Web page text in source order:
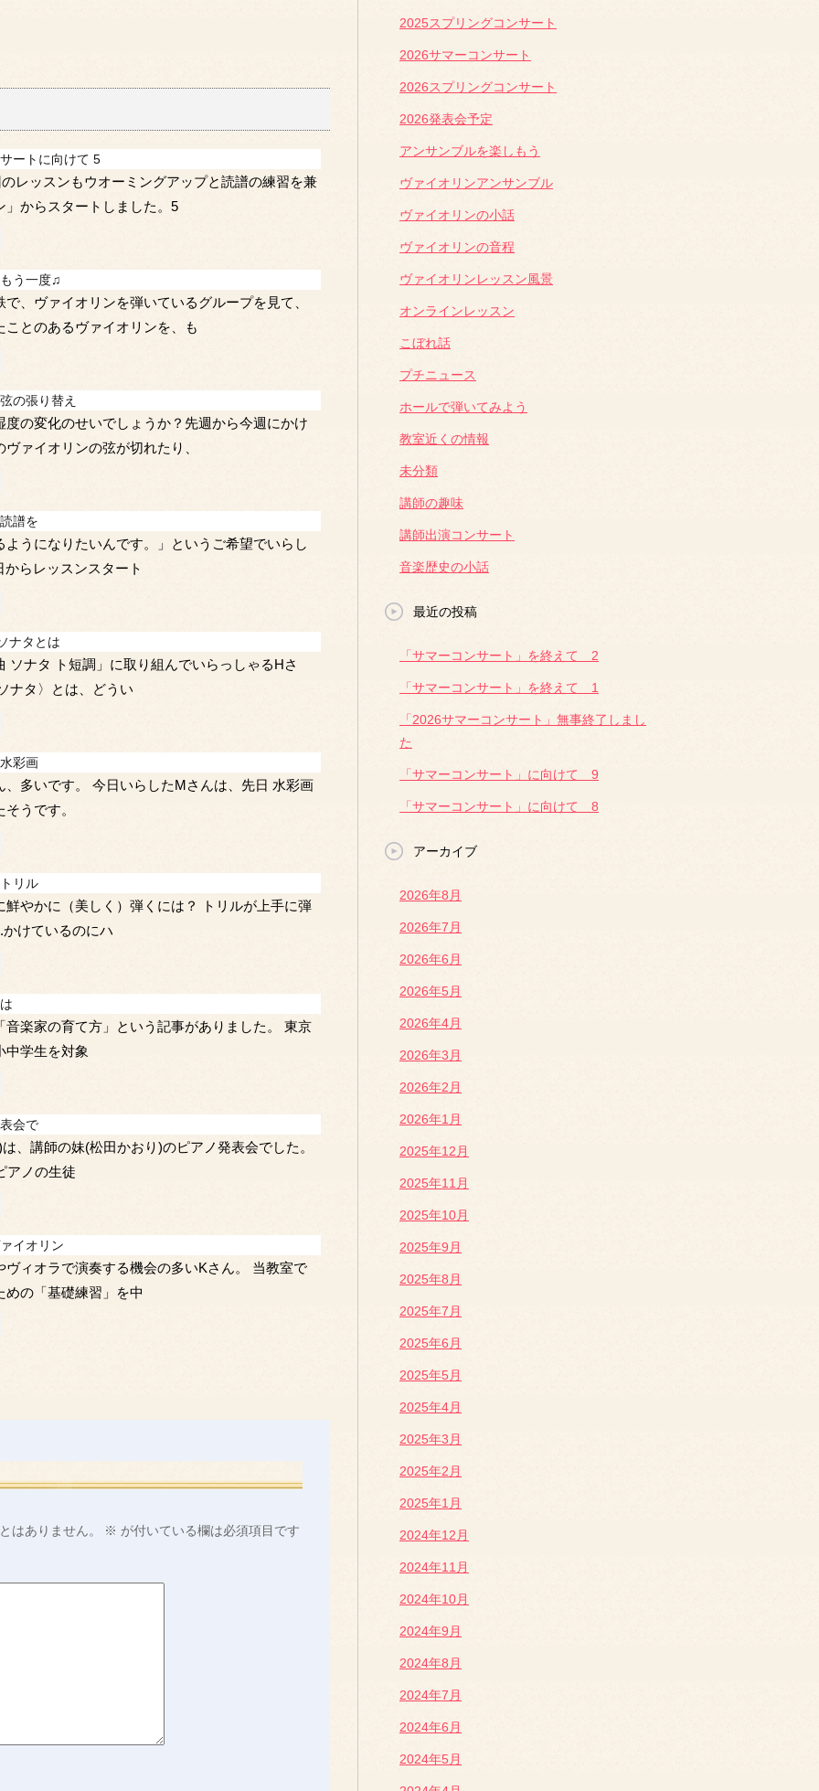
ートに向けて 5
レッスンもウオーミングアップと読譜の練習を兼
」からスタートしました。5
う一度♫
、ヴァイオリンを弾いているグループを見て、
ことのあるヴァイオリンを、も
の張り替え
度の変化のせいでしょうか？先週から今週にかけ
ァイオリンの弦が切れたり、
譜を
ようになりたいんです。」というご希望でいらし
らレッスンスタート
ナタとは
ソナタ ト短調」に取り組んでいらっしゃるHさ
ナタ〉とは、どうい
彩画
、多いです。 今日いらしたMさんは、先日 水彩画
うです。
リル
鮮やかに（美しく）弾くには？ トリルが上手に弾
けているのにハ
音楽家の育て方」という記事がありました。 東京
中学生を対象
会で
、講師の妹(松田かおり)のピアノ発表会でした。
アノの生徒
イオリン
ヴィオラで演奏する機会の多いKさん。 当教室で
めの「基礎練習」を中
はありません。 ※ が付いている欄は必須項目です
2025スプリングコンサート
2026サマーコンサート
2026スプリングコンサート
2026発表会予定
アンサンブルを楽しもう
ヴァイオリンアンサンブル
ヴァイオリンの小話
ヴァイオリンの音程
ヴァイオリンレッスン風景
オンラインレッスン
こぼれ話
プチニュース
ホールで弾いてみよう
教室近くの情報
未分類
講師の趣味
講師出演コンサート
音楽歴史の小話
最近の投稿
「サマーコンサート」を終えて 2
「サマーコンサート」を終えて 1
「2026サマーコンサート」無事終了しまし
た
「サマーコンサート」に向けて 9
「サマーコンサート」に向けて 8
アーカイブ
2026年8月
2026年7月
2026年6月
2026年5月
2026年4月
2026年3月
2026年2月
2026年1月
2025年12月
2025年11月
2025年10月
2025年9月
2025年8月
2025年7月
2025年6月
2025年5月
2025年4月
2025年3月
2025年2月
2025年1月
2024年12月
2024年11月
2024年10月
2024年9月
2024年8月
2024年7月
2024年6月
2024年5月